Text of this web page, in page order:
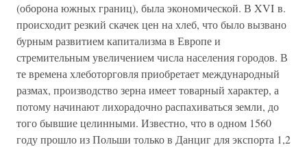
(оборона южных границ), была экономической. В XVI в.
происходит резкий скачек цен на хлеб, что было вызвано
бурным развитием капитализма в Европе и
стремительным увеличением числа населения городов. В
те времена хлеботорговля приобретает международный
размах, производство зерна имеет товарный характер, а
потому начинают лихорадочно распахиваться земли, до
того бывшие целинными. Известно, что в одном 1560
году прошло из Польши только в Данциг для экспорта 1,2